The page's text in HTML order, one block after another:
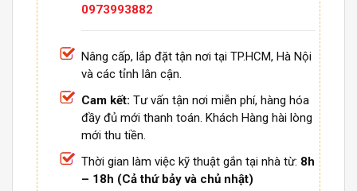
0973993882
Nâng cấp, lắp đặt tận nơi tại TP.HCM, Hà Nội
và các tỉnh lân cận.
Cam kết: Tư vấn tận nơi miễn phí, hàng hóa
đầy đủ mới thanh toán. Khách Hàng hài lòng
mới thu tiền.
Thời gian làm việc kỹ thuật gắn tại nhà từ: 8h
– 18h (Cả thứ bảy và chủ nhật)